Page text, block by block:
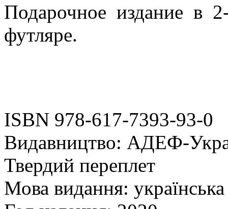
Подарочное издание в
футляре.
ISBN 978-617-7393-93-0
Видавництво: АДЕФ-
Твердий переплет
Мова видання: українська